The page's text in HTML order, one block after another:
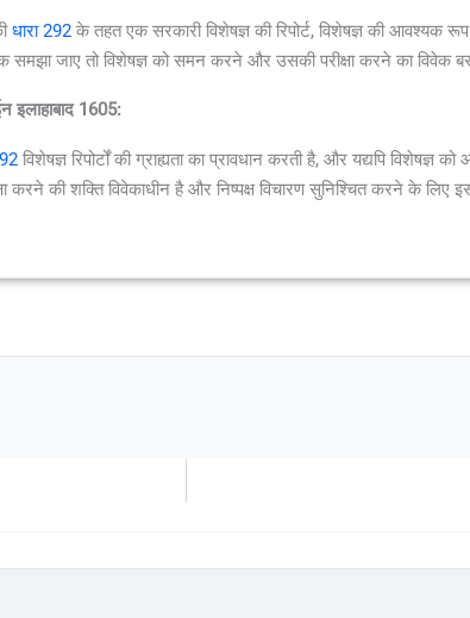
धारा 292 के तहत एक सरकारी विशेषज्ञ की रिपोर्ट, विशेषज्ञ की आवश्यक
समझा जाए तो विशेषज्ञ को समन करने और उसकी परीक्षा करने का विवेक
इलाहाबाद 1605:
विशेषज्ञ रिपोर्टों की ग्राह्यता का प्रावधान करती है, और यद्यपि
की शक्ति विवेकाधीन है और निष्पक्ष विचारण सुनिश्चित करने के लिए